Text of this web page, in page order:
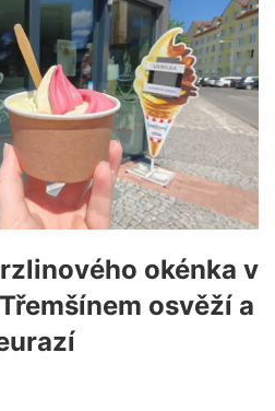
okénka v
osvěží a